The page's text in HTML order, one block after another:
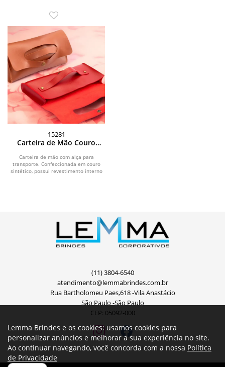
15281
Carteira de Mão Couro
Carteira de mão com alça para
transporte. Confeccionada em couro
sintético, possui revestimento interno
(11) 3804-6540
atendimento@lemmabrindes.com.br
Rua Bartholomeu Paes,618 -Vila Anastácio
São Paulo -São Paulo
CEP: 05092-000
Lemma Brindes e os cookies: usamos cookies para
personalizar anúncios e melhorar a sua experiência no site.
Ao continuar navegando, você concorda com a nossa Política
de Privacidade